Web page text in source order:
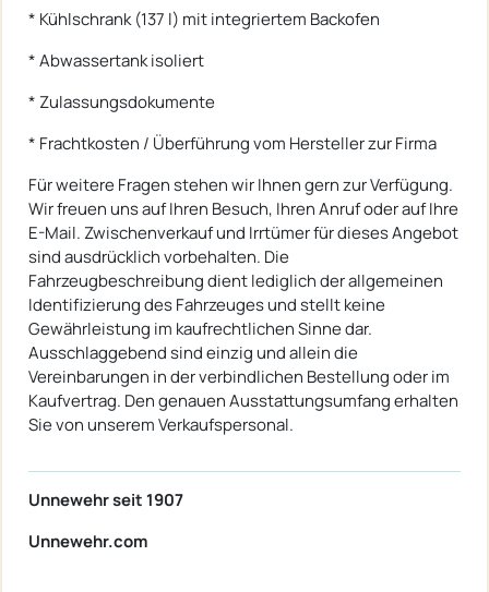
* Kühlschrank (137 l) mit integriertem Backofen
* Abwassertank isoliert
* Zulassungsdokumente
* Frachtkosten / Überführung vom Hersteller zur Firma
Für weitere Fragen stehen wir Ihnen gern zur Verfügung.
Wir freuen uns auf Ihren Besuch, Ihren Anruf oder auf Ihre
E-Mail. Zwischenverkauf und Irrtümer für dieses Angebot
sind ausdrücklich vorbehalten. Die
Fahrzeugbeschreibung dient lediglich der allgemeinen
Identifizierung des Fahrzeuges und stellt keine
Gewährleistung im kaufrechtlichen Sinne dar.
Ausschlaggebend sind einzig und allein die
Vereinbarungen in der verbindlichen Bestellung oder im
Kaufvertrag. Den genauen Ausstattungsumfang erhalten
Sie von unserem Verkaufspersonal.
​​Unnewehr seit 1907
Unnewehr.com